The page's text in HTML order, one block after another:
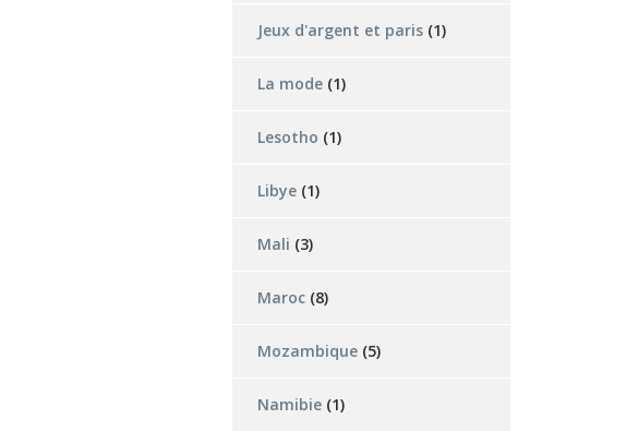
Jeux d'argent et paris (1)
La mode (1)
Lesotho (1)
Libye (1)
Mali (3)
Maroc (8)
Mozambique (5)
Namibie (1)